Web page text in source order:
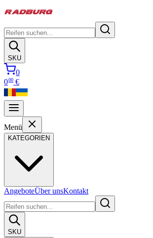
SKU
0
000 €
Menü
KATEGORIEN
AngeboteÜber unsKontakt
SKU